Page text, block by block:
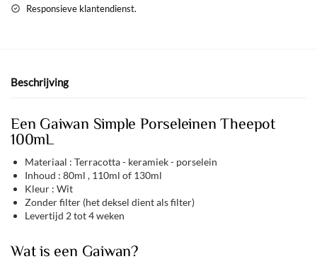
Responsieve klantendienst.
Beschrijving
Een Gaiwan Simple Porseleinen Theepot
100mL
Materiaal : Terracotta - keramiek - porselein
Inhoud : 80ml , 110ml of 130ml
Kleur : Wit
Zonder filter (het deksel dient als filter)
Levertijd 2 tot 4 weken
Wat is een Gaiwan?